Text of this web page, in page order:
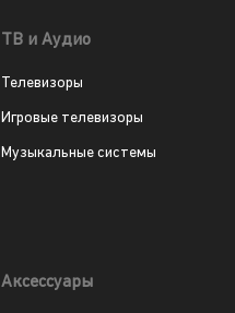
ТВ и Аудио
Телевизоры
Игровые телевизоры
Музыкальные системы
Аксессуары